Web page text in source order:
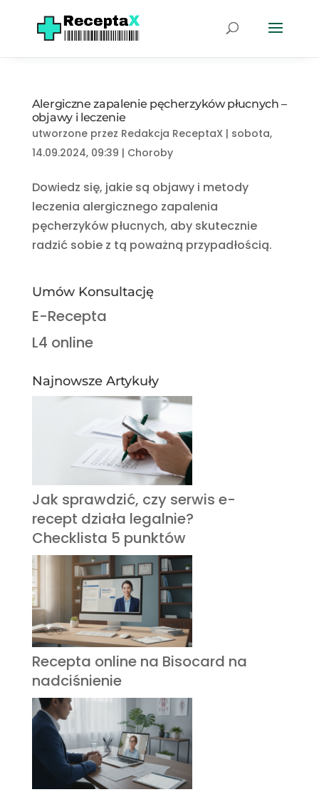
Alergiczne zapalenie pęcherzyków płucnych –
objawy i leczenie
utworzone przez Redakcja ReceptaX| sobota,
14.09.2024, 09:39 | Choroby
Dowiedz się, jakie są objawy i metody
leczenia alergicznego zapalenia
pęcherzyków płucnych, aby skutecznie
radzić sobie z tą poważną przypadłością.
Umów Konsultację
E-Recepta
L4 online
Najnowsze Artykuły
Jak sprawdzić, czy serwis e-
recept działa legalnie?
Checklista 5 punktów
Recepta online na Bisocard na
nadciśnienie